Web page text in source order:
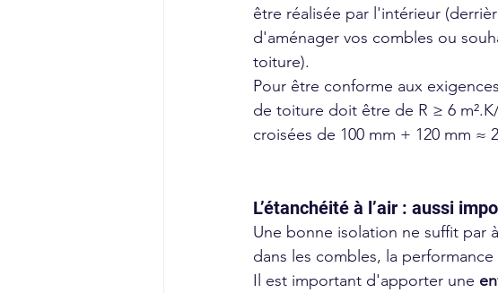
être réalisée par l'intérieur
d'aménager vos combles ou
toiture).
Pour être conforme aux
de toiture doit être de R ≥ 6
croisées de 100 mm + 120 mm ≈
L’étanchéité à l’air : aussi
Une bonne isolation ne suffit par
dans les combles, la
Il est important d'apporter une